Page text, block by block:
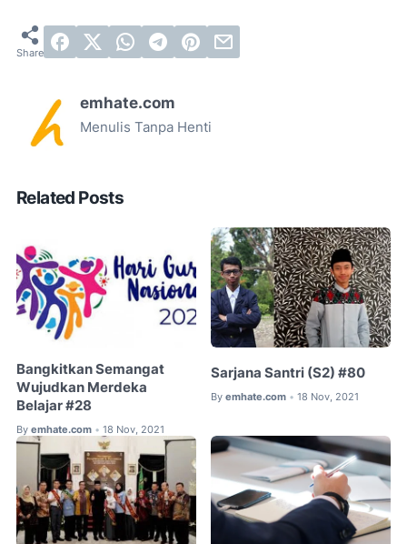
emhate.com
Menulis Tanpa Henti
Related Posts
Bangkitkan Semangat
Wujudkan Merdeka
Belajar #28
By emhate.com • 18 Nov, 2021
Sarjana Santri (S2) #80
By emhate.com • 18 Nov, 2021